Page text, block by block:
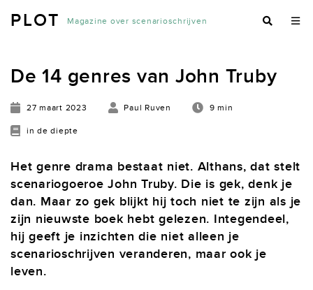
PLOT Magazine over scenarioschrijven
De 14 genres van John Truby
27 maart 2023 Paul Ruven 9 min
in de diepte
Het genre drama bestaat niet. Althans, dat stelt
scenariogoeroe John Truby. Die is gek, denk je
dan. Maar zo gek blijkt hij toch niet te zijn als je
zijn nieuwste boek hebt gelezen. Integendeel,
hij geeft je inzichten die niet alleen je
scenarioschrijven veranderen, maar ook je
leven.